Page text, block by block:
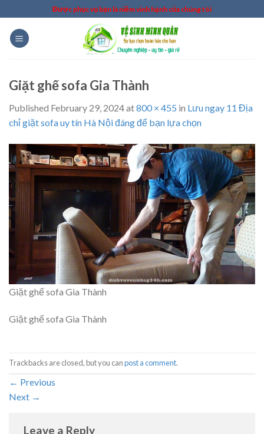
to
content
Được phục vụ bạn là niềm vinh hạnh của chúng tôi
Giặt ghế sofa Gia Thành
Published February 29, 2024at800 × 455 in Lưu ngay 11 Địa
chỉ giặt sofa uy tín Hà Nội đáng để bạn lựa chọn
Giặt ghế sofa Gia Thành
Giặt ghế sofa Gia Thành
Trackbacks are closed, but you canpost a comment.
← Previous
Next →
Leave a Reply